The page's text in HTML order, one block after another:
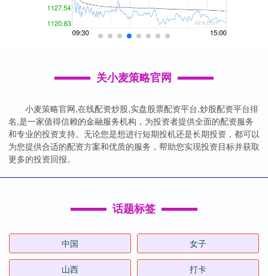
关小麦策略官网
小麦策略官网,在线配资炒股,实盘股票配资平台,炒股配资平台排
名,是一家值得信赖的金融服务机构，为投资者提供全面的配资服务
和专业的投资支持。无论您是想进行短期投机还是长期投资，都可以
为您提供合适的配资方案和优质的服务，帮助您实现投资目标并获取
更多的投资回报。
话题标签
中国 女子
山西 打卡